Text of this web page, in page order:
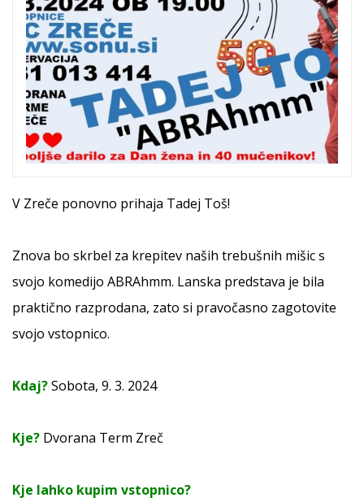
V Zreče ponovno prihaja Tadej Toš!
Znova bo skrbel za krepitev naših trebušnih mišic s
svojo komedijo ABRAhmm. Lanska predstava je bila
praktično razprodana, zato si pravočasno zagotovite
svojo vstopnico.
Kdaj?Sobota, 9. 3. 2024
Kje? Dvorana Term Zreč
Kje lahko kupim vstopnico?